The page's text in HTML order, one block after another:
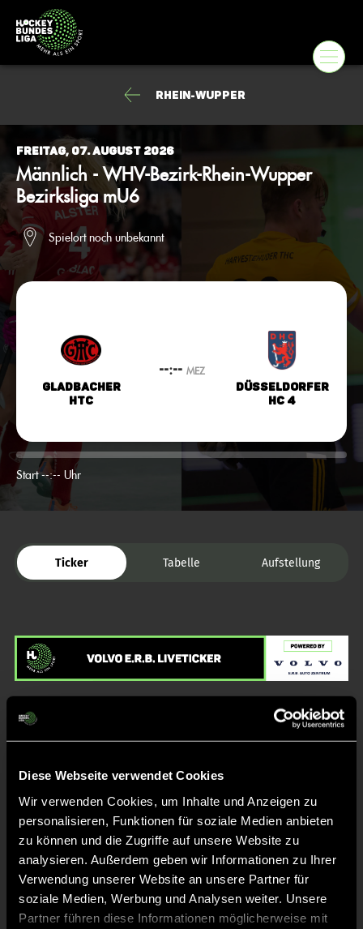
Diese Webseite verwendet Cookies
Wir verwenden Cookies, um Inhalte und Anzeigen zu
personalisieren, Funktionen für soziale Medien anbieten
zu können und die Zugriffe auf unsere Website zu
analysieren. Außerdem geben wir Informationen zu Ihrer
Verwendung unserer Website an unsere Partner für
soziale Medien, Werbung und Analysen weiter. Unsere
Partner führen diese Informationen möglicherweise mit
Rhein-Wupper
Freitag, 07. August 2026
Männlich - WHV-Bezirk-Rhein-Wupper
Bezirksliga mU6
Spielort noch unbekannt
Gladbacher
HTC
--:-- MEZ
Düsseldorfer
HC 4
Start --:-- Uhr
Ticker Tabelle Aufstellung
Liveticker
Keine Daten verfügbar.